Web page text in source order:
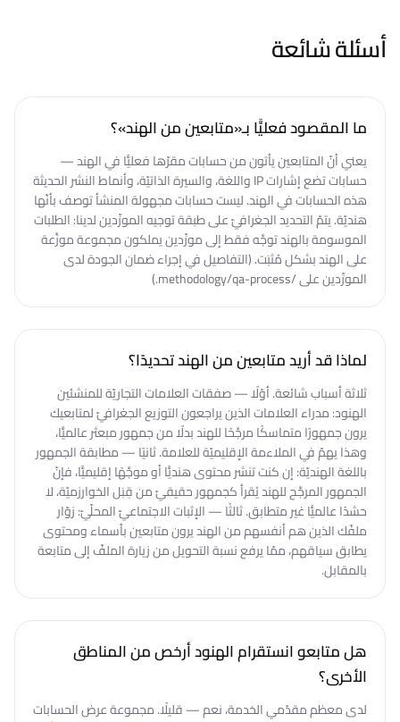
أسئلة شائعة
ما المقصود فعليًّا بـ«متابعين من الهند»؟
يعني أنّ المتابعين يأتون من حسابات مقرّها فعليًّا في الهند —
حسابات تضع إشارات IP واللغة، والسيرة الذاتيّة، وأنماط النشر الحديثة
هذه الحسابات في الهند. ليست حسابات مجهولة المنشأ توصف بأنّها
هنديّة. يتمّ التحديد الجغرافيّ على طبقة توجيه المورِّدين لدينا: الطلبات
الموسومة بالهند توجَّه فقط إلى مورِّدين يملكون مجموعة موزَّعة
على الهند بشكل مُثبَت. (التفاصيل في إجراء ضمان الجودة لدى
المورِّدين على /methodology/qa-process.)
لماذا قد أريد متابعين من الهند تحديدًا؟
ثلاثة أسباب شائعة. أوّلًا — صفقات العلامات التجاريّة للمنشئين
الهنود: مدراء العلامات الذين يراجعون التوزيع الجغرافيّ لمتابعيك
يرون جمهورًا متماسكًا مرجَّحًا للهند بدلًا من جمهور مبعثر عالميًّا،
وهذا يهمّ في الملاءمة الإقليميّة للعلامة. ثانيًا — مطابقة الجمهور
باللغة الهنديّة: إن كنت تنشر محتوى هنديًّا أو موجَّهًا إقليميًّا، فإنّ
الجمهور المرجَّح للهند يُقرأ كجمهور حقيقيّ من قِبَل الخوارزميّة، لا
حشدًا عالميًّا غير متطابق. ثالثًا — الإثبات الاجتماعيّ المحلّيّ: زوّار
ملفّك الذين هم أنفسهم من الهند يرون متابعين بأسماء ومحتوى
يطابق سياقهم، ممّا يرفع نسبة التحويل من زيارة الملفّ إلى متابعة
بالمقابل.
هل متابعو انستقرام الهنود أرخص من المناطق
الأخرى؟
لدى معظم مقدّمي الخدمة، نعم — قليلًا. مجموعة عرض الحسابات